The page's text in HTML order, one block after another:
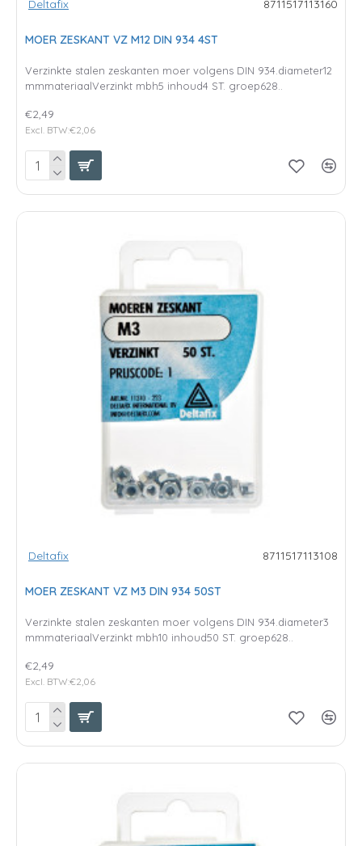
Deltafix 8711517113160
MOER ZESKANT VZ M12 DIN 934 4ST
Verzinkte stalen zeskanten moer volgens DIN 934.diameter12
mmmateriaalVerzinkt mbh5 inhoud4 ST. groep628..
€2,49
Excl. BTW:€2,06
Deltafix 8711517113108
MOER ZESKANT VZ M3 DIN 934 50ST
Verzinkte stalen zeskanten moer volgens DIN 934.diameter3
mmmateriaalVerzinkt mbh10 inhoud50 ST. groep628..
€2,49
Excl. BTW:€2,06